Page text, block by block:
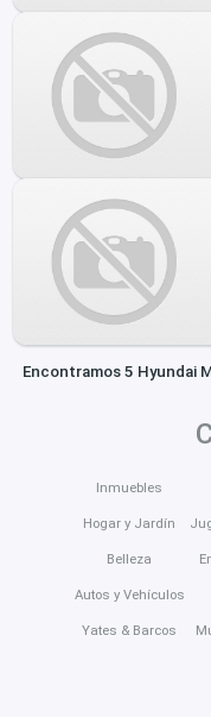
Encontramos 5 Hyundai
Inmuebles
Hogar y Jardín
Belleza
Autos y Vehículos
Yates & Barcos